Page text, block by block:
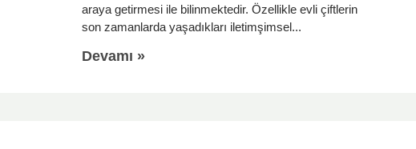
araya getirmesi ile bilinmektedir. Özellikle evli çiftlerin
son zamanlarda yaşadıkları iletimşimsel
Devamı »